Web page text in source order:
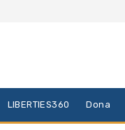
LIBERTIES360 Dona